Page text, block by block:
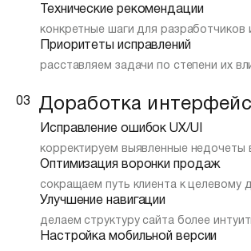
Технические рекомендации
конкретные шаги для разработчиков
Приоритеты исправлений
расставляем задачи по степени их
03 Доработка
Исправление ошибок UX/UI
корректируем выявленные недочеты
Оптимизация воронки продаж
сокращаем путь клиента к целевому
Улучшение навигации
делаем структуру сайта более
Настройка мобильной версии